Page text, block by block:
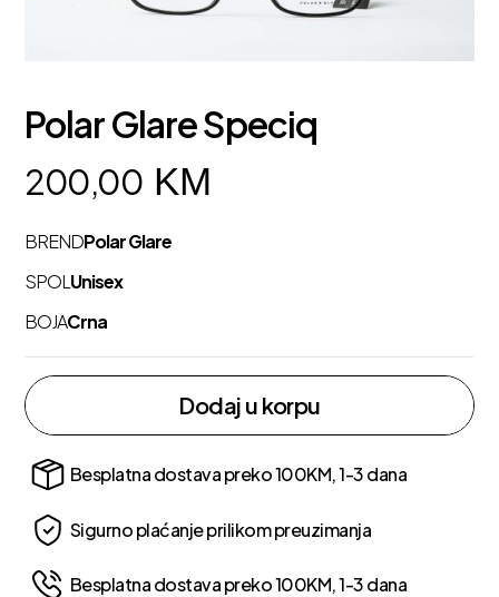
Polar Glare Speciq
200,00 KM
BRENDPolar Glare
SPOL Unisex
BOJACrna
Dodaj u korpu
Besplatna dostava preko 100KM, 1-3 dana
Sigurno plaćanje prilikom preuzimanja
Besplatna dostava preko 100KM, 1-3 dana